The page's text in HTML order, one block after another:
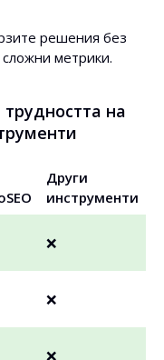
решения без
метрики.
на
Други
инструменти
❌
❌
❌